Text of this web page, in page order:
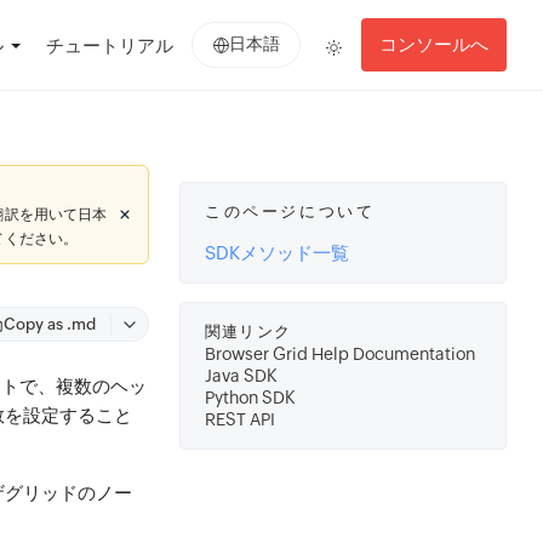
チュートリアル 日本語 コンソールへ
を用いて日本
ださい。
Copy as .md
で、複数のヘッ
設定すること
リッドのノー
このページについて
SDKメソッド一覧
関連リンク
Browser Grid Help Documentation
Java SDK
Python SDK
REST API